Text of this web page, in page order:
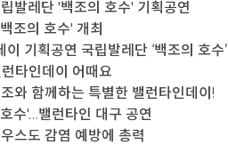
발레단 '백조의 호수' 기획공연
조의 호수' 개최
기획공연 국립발레단 ‘백조의 호수’
타인데이 어때요
와 함께하는 특별한 밸런타인데이!
수'…밸런타인 대구 공연
스도 감염 예방에 총력